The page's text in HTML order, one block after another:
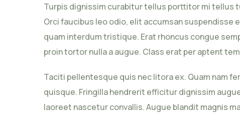
Turpis dignissim curabitur tellus porttitor mi tellus
Orci faucibus leo odio, elit accumsan suspendisse
quam interdum tristique. Erat rhoncus congue
proin tortor nulla a augue. Class erat per aptent
Taciti pellentesque quis nec litora ex. Quam nam
quisque. Fringilla hendrerit efficitur dignissim
laoreet nascetur convallis. Augue blandit magnis